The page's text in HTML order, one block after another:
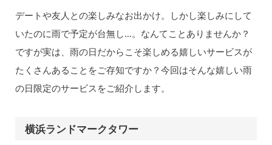
デートや友人との楽しみなお出かけ。しかし楽しみにして
いたのに雨で予定が台無し…。なんてことありませんか？
ですが実は、雨の日だからこそ楽しめる嬉しいサービスが
たくさんあることをご存知ですか？今回はそんな嬉しい雨
の日限定のサービスをご紹介します。
横浜ランドマークタワー